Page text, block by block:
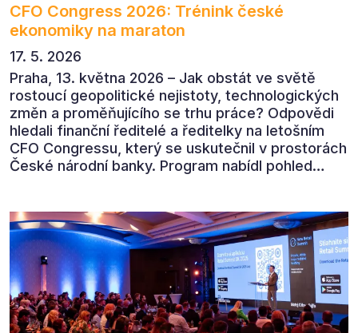
CFO Congress 2026: Trénink české
ekonomiky na maraton
17. 5. 2026
Praha, 13. května 2026 – Jak obstát ve světě
rostoucí geopolitické nejistoty, technologických
změn a proměňujícího se trhu práce? Odpovědi
hledali finanční ředitelé a ředitelky na letošním
CFO Congressu, který se uskutečnil v prostorách
České národní banky. Program nabídl pohled
automatizaci, leadership i budoucnost role CFO.